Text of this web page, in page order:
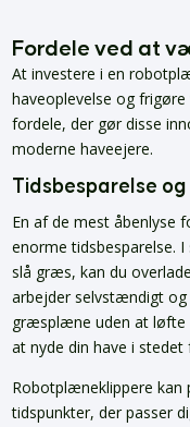
Fordele ved at
At investere i en
haveoplevelse og
fordele, der gør disse
moderne haveejere.
Tidsbesparelse
En af de mest åbenlyse
enorme tidsbesparelse.
slå græs, kan du
arbejder selvstændigt og
græsplæne uden at løfte
at nyde din have i
Robotplæneklippere kan
tidspunkter, der passer